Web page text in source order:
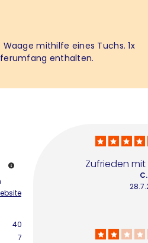
Waage mithilfe eines Tuchs. 1x
enthalten.
40
7
Zufrieden